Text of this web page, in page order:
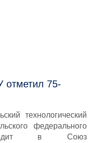
75-
технологический
федерального
в Союз